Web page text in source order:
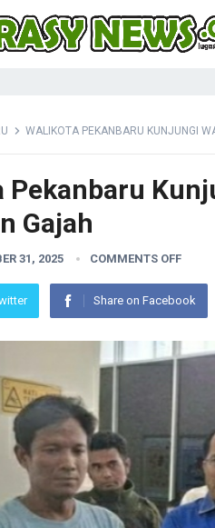
WALIKOTA PEKANBARU KUNJUNGI
Pekanbaru
Gajah
31, 2025 COMMENTS OFF
Share on Facebook